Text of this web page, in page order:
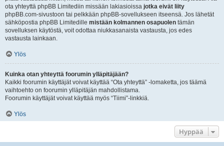
ota yhteyttä phpBB Limitediin missään lakiasioissa jotka eivät liity
phpBB.com-sivustoon tai pelkkään phpBB-sovellukseen itseensä. Jos lähetät
sähköpostia phpBB Limitedille mistään kolmannen osapuolen tämän
sovelluksen käytöstä, voit odottaa niukkasanaista vastausta, jos edes
vastausta lainkaan.
Ylös
Kuinka otan yhteyttä foorumin ylläpitäjään?
Kaikki foorumin käyttäjät voivat käyttää “Ota yhteyttä” -lomaketta, jos täämä
vaihtoehto on foorumin ylläpitäjän mahdollistama.
Foorumin käyttäjät voivat käyttää myös “Tiimi”-linkkiä.
Ylös
Hyppää